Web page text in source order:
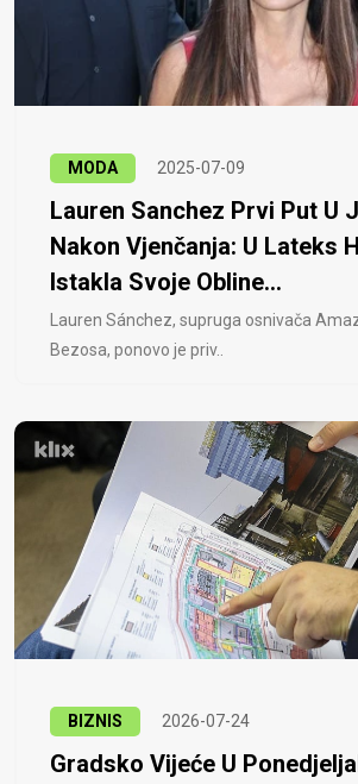
MODA 2025-07-09
Lauren Sanchez Prvi Put U
Nakon Vjenčanja: U Lateks
Istakla Svoje Obline...
Lauren Sánchez, supruga osnivača
Bezosa, ponovo je priv..
BIZNIS 2026-07-24
Gradsko Vijeće U